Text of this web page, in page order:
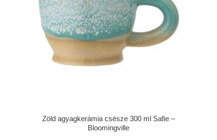
Zöld agyagkerámia csésze 300 ml Safie –
Bloomingville